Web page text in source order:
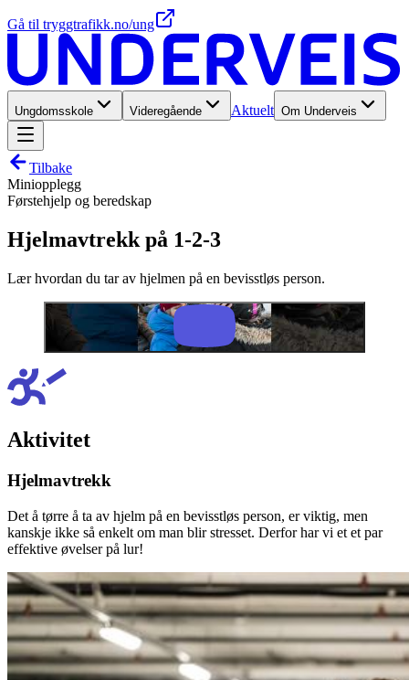
Gå til tryggtrafikk.no/ung
Ungdomsskole Videregående Aktuelt Om Underveis
Tilbake
Miniopplegg
Førstehjelp og beredskap
Hjelmavtrekk på 1-2-3
Lær hvordan du tar av hjelmen på en bevisstløs person.
Aktivitet
Hjelmavtrekk
Det å tørre å ta av hjelm på en bevisstløs person, er viktig, men
kanskje ikke så enkelt om man blir stresset. Derfor har vi et et par
effektive øvelser på lur!